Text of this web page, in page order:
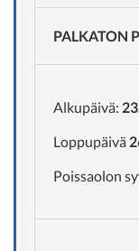
PALKATON
Alkupäivä:
Loppupäivä
Poissaolon